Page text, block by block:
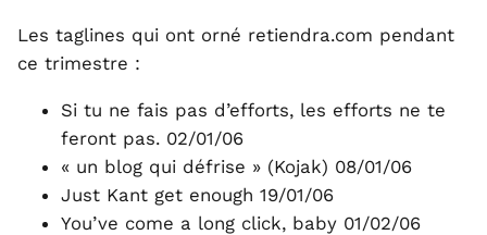
Les taglines qui ont orné retiendra.com pendant
ce trimestre :
Si tu ne fais pas d’efforts, les efforts ne te
feront pas. 02/01/06
« un blog qui défrise » (Kojak) 08/01/06
Just Kant get enough 19/01/06
You’ve come a long click, baby 01/02/06